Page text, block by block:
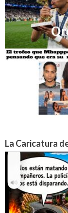
La Caricatura